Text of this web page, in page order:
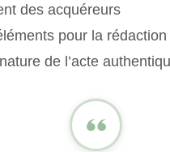
des acquéreurs
pour la
de l’acte